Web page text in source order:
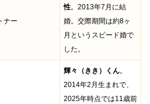
ナー
性。2013年7月に結
婚。交際期間は約8ヶ
月というスピード婚で
した。
輝々（きき）くん。
2014年2月生まれで、
2025年時点では11歳前